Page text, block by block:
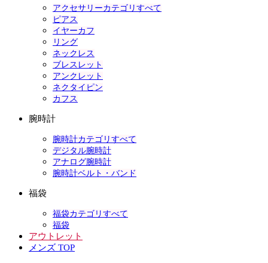
アクセサリーカテゴリすべて
ピアス
イヤーカフ
リング
ネックレス
ブレスレット
アンクレット
ネクタイピン
カフス
腕時計
腕時計カテゴリすべて
デジタル腕時計
アナログ腕時計
腕時計ベルト・バンド
福袋
福袋カテゴリすべて
福袋
アウトレット
メンズ TOP